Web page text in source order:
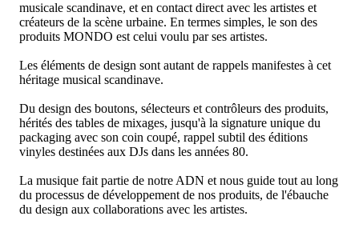
musicale scandinave, et en contact direct avec les artistes et
créateurs de la scène urbaine. En termes simples, le son des
produits MONDO est celui voulu par ses artistes.
Les éléments de design sont autant de rappels manifestes à cet
héritage musical scandinave.
Du design des boutons, sélecteurs et contrôleurs des produits,
hérités des tables de mixages, jusqu'à la signature unique du
packaging avec son coin coupé, rappel subtil des éditions
vinyles destinées aux DJs dans les années 80.
La musique fait partie de notre ADN et nous guide tout au long
du processus de développement de nos produits, de l'ébauche
du design aux collaborations avec les artistes.